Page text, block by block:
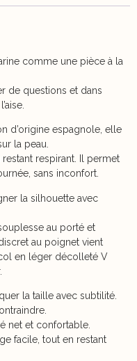
comme une pièce à la
de questions et dans
d’origine espagnole, elle
la peau.
respirant. Il permet
sans inconfort.
la silhouette avec
au porté et
au poignet vient
en léger décolleté V
la taille avec subtilité.
net et confortable.
facile, tout en restant